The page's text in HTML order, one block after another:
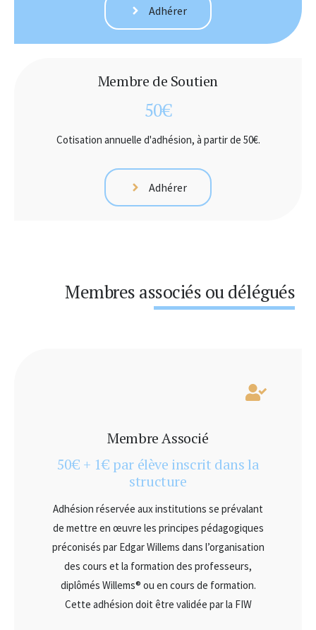
Adhérer
Membre de Soutien
50€
Cotisation annuelle d'adhésion, à partir de 50€.
Adhérer
Membres associés ou délégués
Membre Associé
50€ + 1€ par élève inscrit dans la
structure
Adhésion réservée aux institutions se prévalant
de mettre en œuvre les principes pédagogiques
préconisés par Edgar Willems dans l’organisation
des cours et la formation des professeurs,
diplômés Willems® ou en cours de formation.
Cette adhésion doit être validée par la FIW